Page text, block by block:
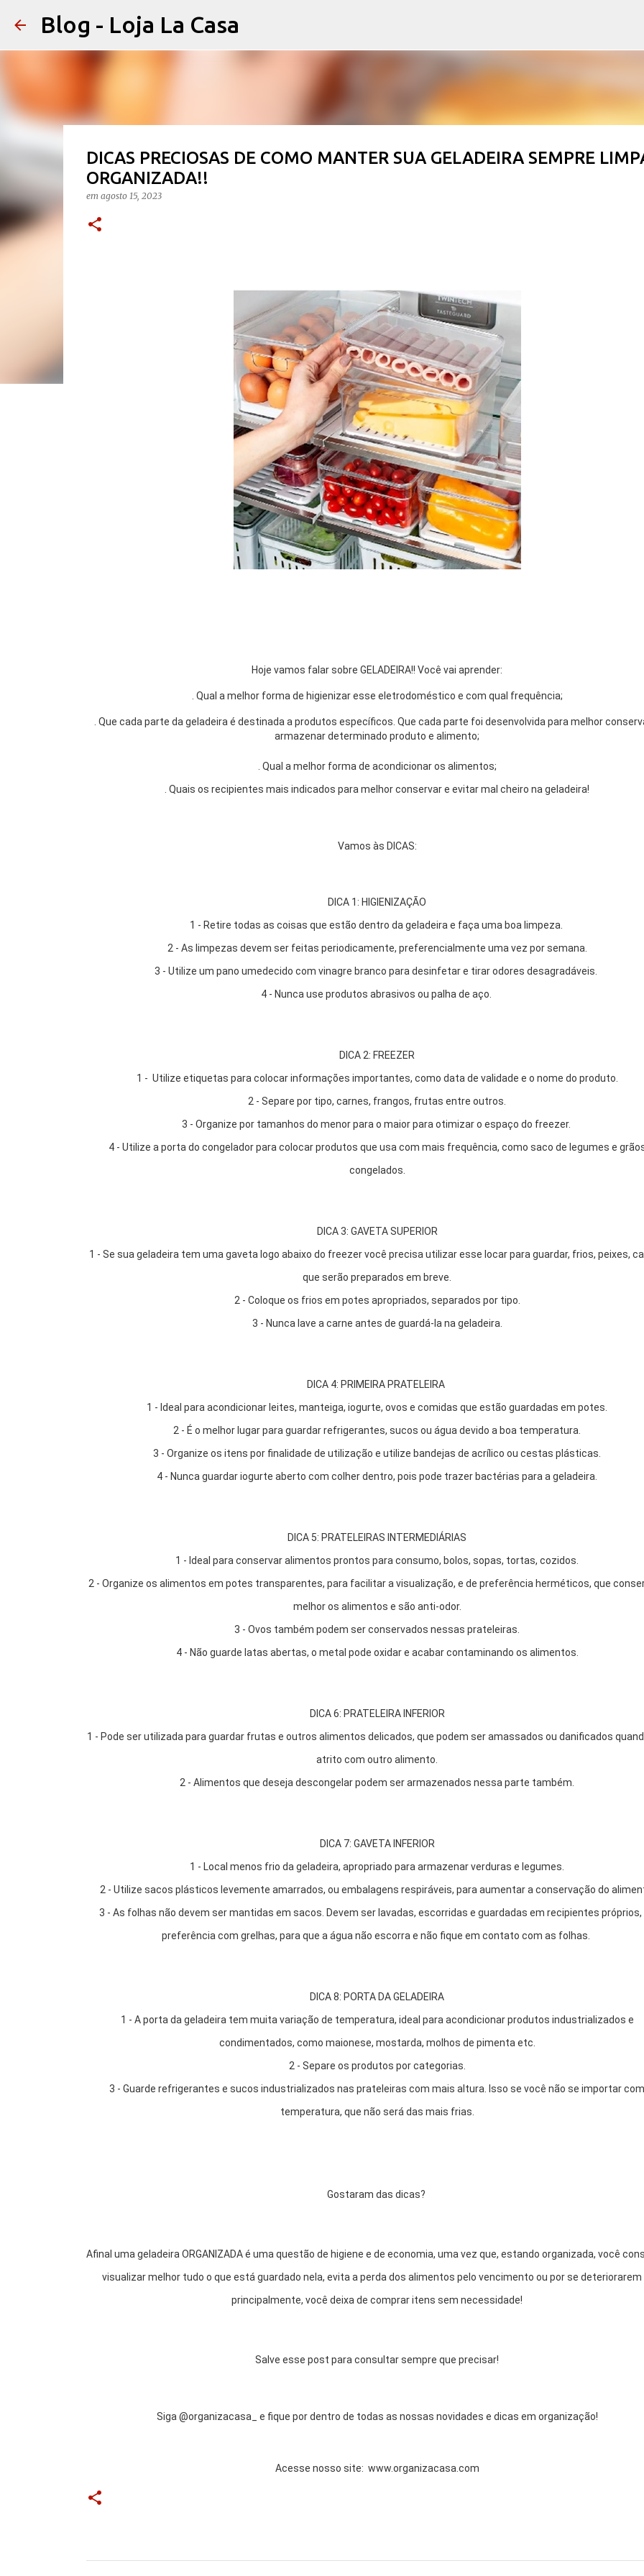
Blog - Loja La Casa
DICAS PRECIOSAS DE COMO MANTER SUA GELADEIRA SEMPRE
ORGANIZADA!!
em agosto 15, 2023
Hoje vamos falar sobre GELADEIRA!! Você vai aprender:
. Qual a melhor forma de higienizar esse eletrodoméstico e com qual frequência;
. Que cada parte da geladeira é destinada a produtos específicos. Que cada parte foi desenvolvida para melhor
armazenar determinado produto e alimento;
. Qual a melhor forma de acondicionar os alimentos;
. Quais os recipientes mais indicados para melhor conservar e evitar mal cheiro na geladeira!
Vamos às DICAS:
DICA 1: HIGIENIZAÇÃO
1 - Retire todas as coisas que estão dentro da geladeira e faça uma boa limpeza.
2 - As limpezas devem ser feitas periodicamente, preferencialmente uma vez por semana.
3 - Utilize um pano umedecido com vinagre branco para desinfetar e tirar odores desagradáveis.
4 - Nunca use produtos abrasivos ou palha de aço.
DICA 2: FREEZER
1 - Utilize etiquetas para colocar informações importantes, como data de validade e o nome do produto.
2 - Separe por tipo, carnes, frangos, frutas entre outros.
3 - Organize por tamanhos do menor para o maior para otimizar o espaço do freezer.
4 - Utilize a porta do congelador para colocar produtos que usa com mais frequência, como saco de legumes e
congelados.
DICA 3: GAVETA SUPERIOR
1 - Se sua geladeira tem uma gaveta logo abaixo do freezer você precisa utilizar esse locar para guardar, frios, peixes,
que serão preparados em breve.
2 - Coloque os frios em potes apropriados, separados por tipo.
3 - Nunca lave a carne antes de guardá-la na geladeira.
DICA 4: PRIMEIRA PRATELEIRA
1 - Ideal para acondicionar leites, manteiga, iogurte, ovos e comidas que estão guardadas em potes.
2 - É o melhor lugar para guardar refrigerantes, sucos ou água devido a boa temperatura.
3 - Organize os itens por finalidade de utilização e utilize bandejas de acrílico ou cestas plásticas.
4 - Nunca guardar iogurte aberto com colher dentro, pois pode trazer bactérias para a geladeira.
DICA 5: PRATELEIRAS INTERMEDIÁRIAS
1 - Ideal para conservar alimentos prontos para consumo, bolos, sopas, tortas, cozidos.
2 - Organize os alimentos em potes transparentes, para facilitar a visualização, e de preferência herméticos, que
melhor os alimentos e são anti-odor.
3 - Ovos também podem ser conservados nessas prateleiras.
4 - Não guarde latas abertas, o metal pode oxidar e acabar contaminando os alimentos.
DICA 6: PRATELEIRA INFERIOR
1 - Pode ser utilizada para guardar frutas e outros alimentos delicados, que podem ser amassados ou danificados
atrito com outro alimento.
2 - Alimentos que deseja descongelar podem ser armazenados nessa parte também.
DICA 7: GAVETA INFERIOR
1 - Local menos frio da geladeira, apropriado para armazenar verduras e legumes.
2 - Utilize sacos plásticos levemente amarrados, ou embalagens respiráveis, para aumentar a conservação do
3 - As folhas não devem ser mantidas em sacos. Devem ser lavadas, escorridas e guardadas em recipientes próprios,
preferência com grelhas, para que a água não escorra e não fique em contato com as folhas.
DICA 8: PORTA DA GELADEIRA
1 - A porta da geladeira tem muita variação de temperatura, ideal para acondicionar produtos industrializados e
condimentados, como maionese, mostarda, molhos de pimenta etc.
2 - Separe os produtos por categorias.
3 - Guarde refrigerantes e sucos industrializados nas prateleiras com mais altura. Isso se você não se importar com
temperatura, que não será das mais frias.
Gostaram das dicas?
Afinal uma geladeira ORGANIZADA é uma questão de higiene e de economia, uma vez que, estando organizada, você
visualizar melhor tudo o que está guardado nela, evita a perda dos alimentos pelo vencimento ou por se deteriorarem
principalmente, você deixa de comprar itens sem necessidade!
Salve esse post para consultar sempre que precisar!
Siga @organizacasa_ e fique por dentro de todas as nossas novidades e dicas em organização!
Acesse nosso site: www.organizacasa.com